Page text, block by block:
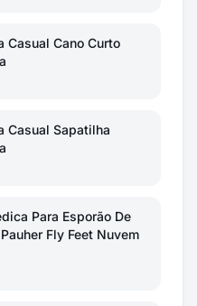
Casual Cano Curto
Casual Sapatilha
Para Esporão De
Fly Feet Nuvem